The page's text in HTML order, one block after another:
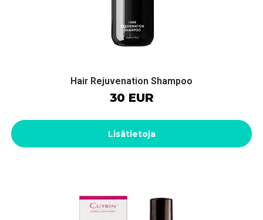
Hair Rejuvenation Shampoo
30 EUR
Lisätietoja